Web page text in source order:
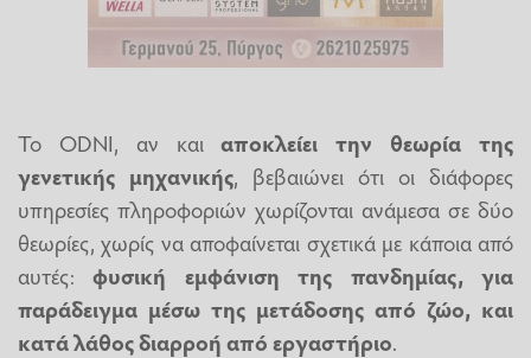
Το ODNI, αν καιαποκλείει την θεωρία της
γενετικής μηχανικής, βεβαιώνει ότι οι διάφορες
υπηρεσίες πληροφοριών χωρίζονται ανάμεσα σε δύο
θεωρίες, χωρίς να αποφαίνεται σχετικά με κάποια από
αυτές:φυσική εμφάνιση της πανδημίας, για
παράδειγμα μέσω της μετάδοσης από ζώο, και
κατά λάθος διαρροή από εργαστήριο.